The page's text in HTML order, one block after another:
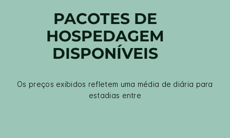
PACOTES DE
HOSPEDAGEM
DISPONÍVEIS
Os preços exibidos refletem uma média de diária para
estadias entre